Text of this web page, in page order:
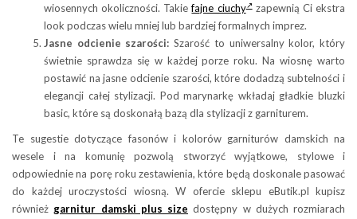
wiosennych okoliczności. Takiefajne ciuchy zapewnią Ci ekstra
look podczas wielu mniej lub bardziej formalnych imprez.
Jasne odcienie szarości: Szarość to uniwersalny kolor, który
świetnie sprawdza się w każdej porze roku. Na wiosnę warto
postawić na jasne odcienie szarości, które dodadzą subtelności i
elegancji całej stylizacji. Pod marynarkę wkładaj gładkie bluzki
basic, które są doskonałą bazą dla stylizacji z garniturem.
Te sugestie dotyczące fasonów i kolorów garniturów damskich na
wesele i na komunię pozwolą stworzyć wyjątkowe, stylowe i
odpowiednie na porę roku zestawienia, które będą doskonale pasować
do każdej uroczystości wiosną. W ofercie sklepu eButik.pl kupisz
również garnitur damski plus size dostępny w dużych rozmiarach